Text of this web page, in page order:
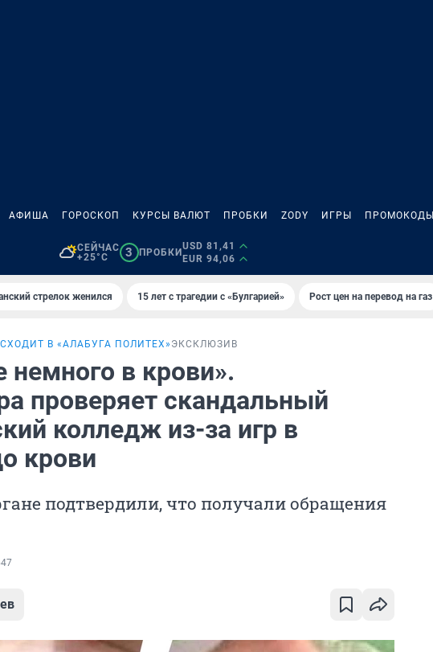
АФИША ГОРОСКОП КУРСЫ ВАЛЮТ ПРОБКИ ZODY ИГРЫ ПРОМОКОДЫ
СЕЙЧАС
+25°C
3 ПРОБКИ
USD 81,41
EUR 94,06
стрелок женился 15 лет с трагедии с «Булгарией» Рост цен на перевод на газ
В «АЛАБУГА ПОЛИТЕХ» ЭКСКЛЮЗИВ
немного в крови».
проверяет скандальный
колледж из-за игр в
крови
подтвердили, что получали обращения